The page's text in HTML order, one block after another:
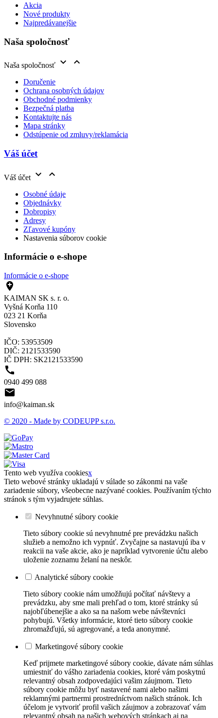
Akcia
Nové produkty
Najpredávanejšie
Naša spoločnosť
Naša spoločnosť  
Doručenie
Ochrana osobných údajov
Obchodné podmienky
Bezpečná platba
Kontaktujte nás
Mapa stránky
Odstúpenie od zmluvy/reklamácia
Váš účet
Váš účet  
Osobné údaje
Objednávky
Dobropisy
Adresy
Zľavové kupóny
Nastavenia súborov cookie
Informácie o e-shope
Informácie o e-shope

KAIMAN SK s. r. o.
Vyšná Korňa 110
023 21 Korňa
Slovensko
IČO: 53953509
DIČ: 2121533590
IČ DPH: SK2121533590

0940 499 088

info@kaiman.sk
© 2020 - Made by CODEUPP s.r.o.
Tento web využíva cookiesx
Tieto webové stránky ukladajú v súlade so zákonmi na vaše
zariadenie súbory, všeobecne nazývané cookies. Používaním týchto
stránok s tým vyjadrujete súhlas.
Nevyhnutné súbory cookie
Tieto súbory cookie sú nevyhnutné pre prevádzku našich
služieb a nemožno ich vypnúť. Zvyčajne sa nastavujú iba v
reakcii na vaše akcie, ako je napríklad vytvorenie účtu alebo
uloženie zoznamu želaní na neskôr.
Analytické súbory cookie
Tieto súbory cookie nám umožňujú počítať návštevy a
prevádzku, aby sme mali prehľad o tom, ktoré stránky sú
najobľúbenejšie a ako sa na našom webe návštevníci
pohybujú. Všetky informácie, ktoré tieto súbory cookie
zhromažďujú, sú agregované, a teda anonymné.
Marketingové súbory cookie
Keď prijmete marketingové súbory cookie, dávate nám súhlas
umiestniť do vášho zariadenia cookies, ktoré vám poskytnú
relevantný obsah zodpovedajúci vašim záujmom. Tieto
súbory cookie môžu byť nastavené nami alebo našimi
reklamnými partnermi prostredníctvom našich stránok. Ich
účelom je vytvoriť profil vašich záujmov a zobrazovať vám
relevantný obsah na našich webových stránkach aj na